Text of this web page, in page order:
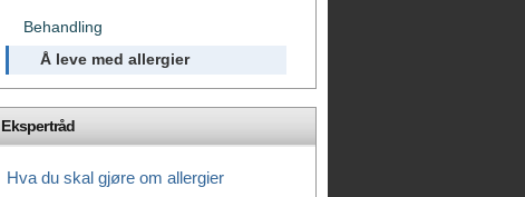
Behandling
Å leve med allergier
Ekspertråd
Hva du skal gjøre om allergier